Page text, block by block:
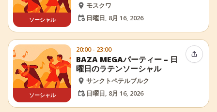
ソーシャル
モスクワ
日曜日, 8月 16, 2026
ソーシャル
20:00 - 23:00
BAZA MEGAパーティー – 日
曜日のラテンソーシャル
サンクトペテルブルク
日曜日, 8月 16, 2026
イベン